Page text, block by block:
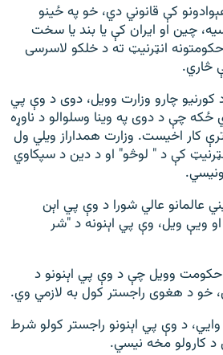
کې قانوني دي، خو په ځینو
چین او ایران کې يا بند يا سخت
انټرنیټ ته د خلکو لاسرسی
څاري.
کورنیو چارو وزارت وویل، دوی د وې پي
ځکه چې د دوی په وینا وسلوالو د ناوړه
ترې کار اخيست. وزارت همداراز ویلي ول
کې د " لوڅو" او د دین د سپکاوي
عالمانو عالي شورا د وې پي اېن
ویې ویل، وې پي اېنونه د "شر
حکومت وویل چې د وې پي اېنونو د
خو د هغوی راجستر کول به لازمي وي.
د وې پي اېنونو راجستر کولو شرط
کارولو مخه نیسي.